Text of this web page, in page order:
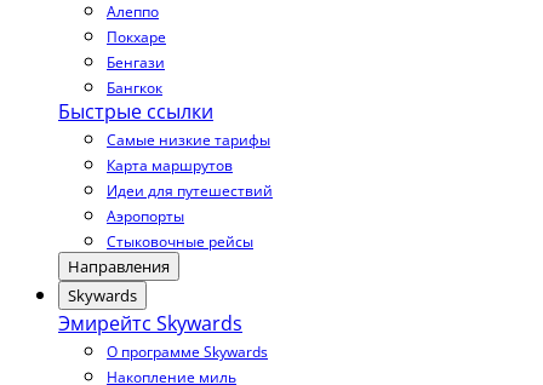
Алеппо
Покхаре
Бенгази
Бангкок
Быстрые ссылки
Самые низкие тарифы
Карта маршрутов
Идеи для путешествий
Аэропорты
Стыковочные рейсы
Направления
Skywards
Эмирейтс Skywards
О программе Skywards
Накопление миль